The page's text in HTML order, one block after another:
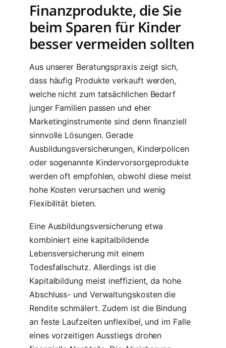
Finanzprodukte, die Sie
beim Sparen für Kinder
besser vermeiden sollten
Aus unserer Beratungspraxis zeigt sich,
dass häufig Produkte verkauft werden,
welche nicht zum tatsächlichen Bedarf
junger Familien passen und eher
Marketinginstrumente sind denn finanziell
sinnvolle Lösungen. Gerade
Ausbildungsversicherungen, Kinderpolicen
oder sogenannte Kindervorsorgeprodukte
werden oft empfohlen, obwohl diese meist
hohe Kosten verursachen und wenig
Flexibilität bieten.
Eine Ausbildungsversicherung etwa
kombiniert eine kapitalbildende
Lebensversicherung mit einem
Todesfallschutz. Allerdings ist die
Kapitalbildung meist ineffizient, da hohe
Abschluss- und Verwaltungskosten die
Rendite schmälert. Zudem ist die Bindung
an feste Laufzeiten unflexibel, und im Falle
eines vorzeitigen Ausstiegs drohen